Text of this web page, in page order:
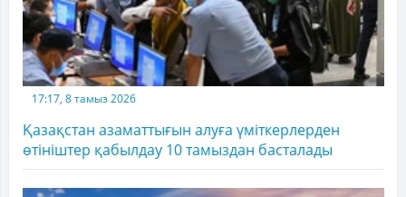
17:17, 8 тамыз 2026
Қазақстан азаматтығын алуға үміткерлерден
өтініштер қабылдау 10 тамыздан басталады